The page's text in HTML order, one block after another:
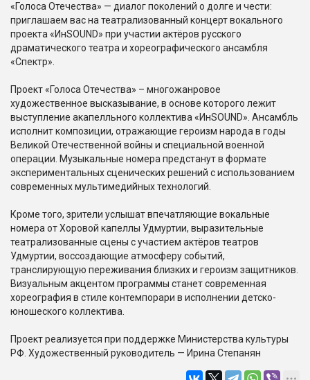
«Голоса Отечества» — диалог поколений о долге и чести:
приглашаем вас на театрализованный концерт вокального
проекта «ИнSOUND» при участии актёров русского
драматического театра и хореографического ансамбля
«Спектр».
Проект «Голоса Отечества» – многожанровое
художественное высказывание, в основе которого лежит
выступление акапелльного коллектива «ИнSOUND». Ансамбль
исполнит композиции, отражающие героизм народа в годы
Великой Отечественной войны и специальной военной
операции. Музыкальные номера предстанут в формате
экспериментальных сценических решений с использованием
современных мультимедийных технологий.
Кроме того, зрители услышат впечатляющие вокальные
номера от Хоровой капеллы Удмуртии, выразительные
театрализованные сцены с участием актёров театров
Удмуртии, воссоздающие атмосферу событий,
транслирующую переживания близких и героизм защитников.
Визуальным акцентом программы станет современная
хореография в стиле контемпорари в исполнении детско-
юношеского коллектива.
Проект реализуется при поддержке Министерства культуры
РФ. Художественный руководитель — Ирина Степанян